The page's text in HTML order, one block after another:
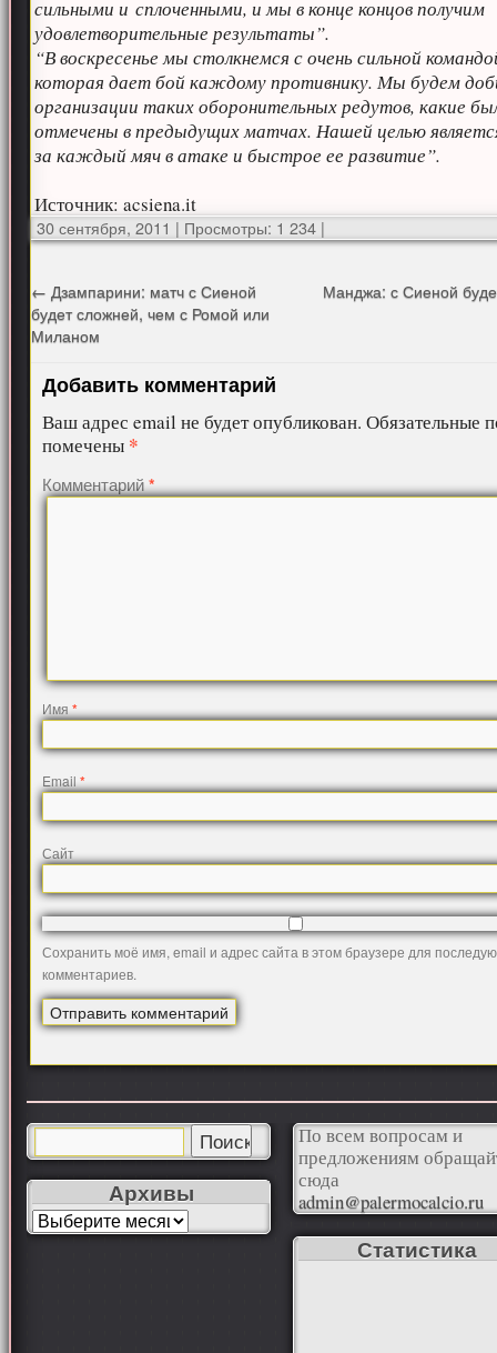
сильными и сплоченными, и мы в конце концов получим
удовлетворительные результаты”.
“В воскресенье мы столкнемся с очень сильной
которая дает бой каждому противнику. Мы будем
организации таких оборонительных редутов, какие
отмечены в предыдущих матчах. Нашей целью
за каждый мяч в атаке и быстрое ее развитие”.
Источник: acsiena.it
30 сентября, 2011 | Просмотры: 1 234 |
← Дзампарини: матч с Сиеной
будет сложней, чем с Ромой или
Миланом
Манджа: с Сиеной
Добавить комментарий
Ваш адрес email не будет опубликован. Обязательные
помечены *
Комментарий*
Имя*
Email*
Сайт
Сохранить моё имя, email и адрес сайта в этом браузере для
комментариев.
Архивы
По всем вопросам и
предложениям
сюда
admin@palermocalcio.ru
Статистика